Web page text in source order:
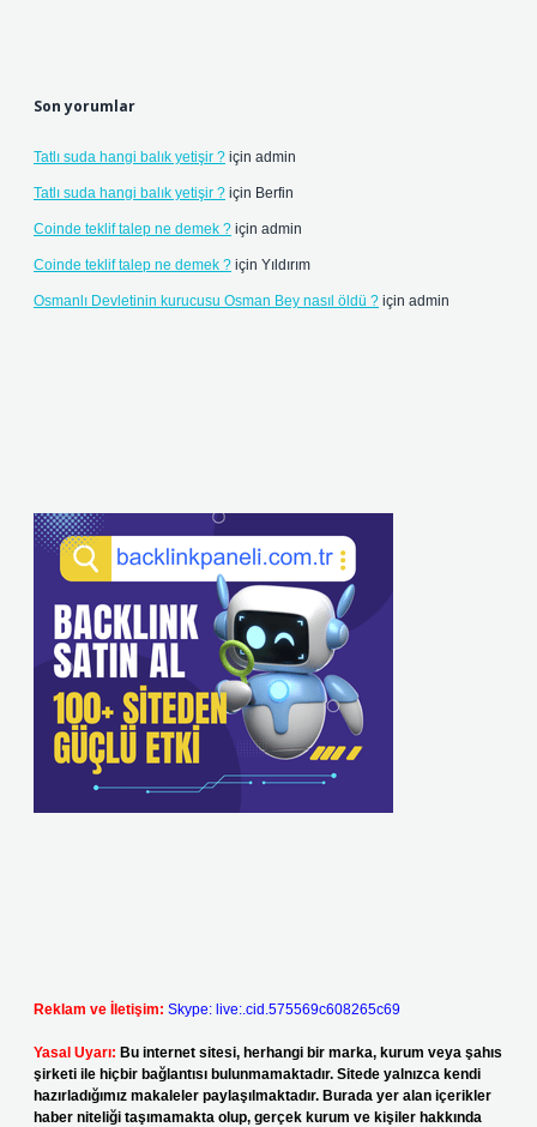
Son yorumlar
Tatlı suda hangi balık yetişir ? için admin
Tatlı suda hangi balık yetişir ? için Berfin
Coinde teklif talep ne demek ? için admin
Coinde teklif talep ne demek ? için Yıldırım
Osmanlı Devletinin kurucusu Osman Bey nasıl öldü ? için admin
Reklam ve İletişim: Skype: live:.cid.575569c608265c69
Yasal Uyarı: Bu internet sitesi, herhangi bir marka, kurum veya şahıs
şirketi ile hiçbir bağlantısı bulunmamaktadır. Sitede yalnızca kendi
hazırladığımız makaleler paylaşılmaktadır. Burada yer alan içerikler
haber niteliği taşımamakta olup, gerçek kurum ve kişiler hakkında